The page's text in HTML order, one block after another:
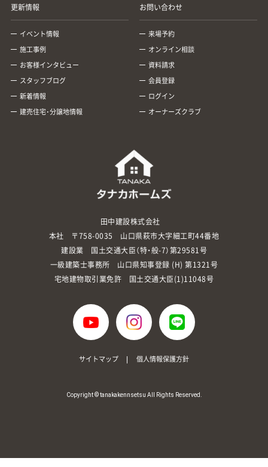
更新情報
イベント情報
施工事例
お客様インタビュー
スタッフブログ
新着情報
建売住宅･分譲地情報
お問い合わせ
来場予約
オンライン相談
資料請求
会員登録
ログイン
オーナーズクラブ
田中建設株式会社
本社 〒758-0035 山口県萩市大字細工町44番地
建設業 国土交通大臣（特・般-7）第29581号
一級建築士事務所 山口県知事登録 (H) 第1321号
宅地建物取引業免許 国土交通大臣(1)11048号
サイトマップ 個人情報保護方針
Copyright © tanakakennsetsu All Rights Reserved.